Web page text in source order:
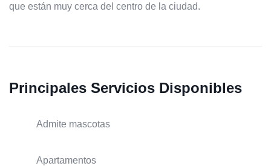
que están muy cerca del centro de la ciudad.
Principales Servicios Disponibles
Admite mascotas
Apartamentos